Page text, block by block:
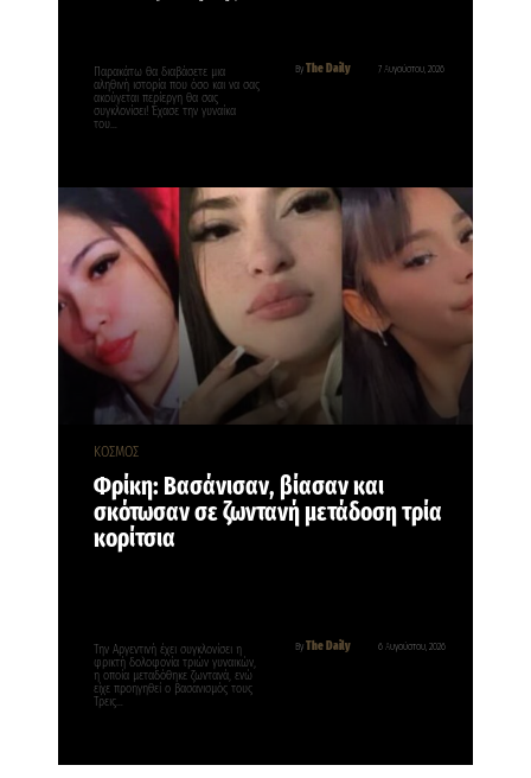
By The Daily 7 Αυγούστου, 2026
Παρακάτω θα διαβάσετε μια
αληθινή ιστορία που όσο και να σας
ακούγεται περίεργη θα σας
συγκλονίσει! Έχασε την γυναίκα
του…
ΚΟΣΜΟΣ
Φρίκη: Βασάνισαν, βίασαν και
σκότωσαν σε ζωντανή μετάδοση τρία
κορίτσια
By The Daily 6 Αυγούστου, 2026
Την Αργεντινή έχει συγκλονίσει η
φρικτή δολοφονία τριών γυναικών,
η οποία μεταδόθηκε ζωντανά, ενώ
είχε προηγηθεί ο βασανισμός τους
Τρεις…